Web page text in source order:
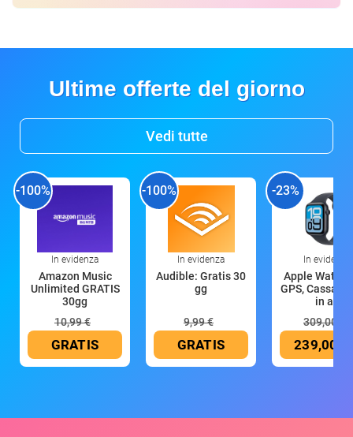
Ultime offerte del giorno
Vedi tutte
-100%
In evidenza
Amazon Music
Unlimited GRATIS
30gg
10,99 €
GRATIS
-100%
In evidenza
Audible: Gratis 30
gg
9,99 €
GRATIS
-23%
In evidenza
Apple Watch
GPS, Cassa
in all
309,00 €
239,00 €